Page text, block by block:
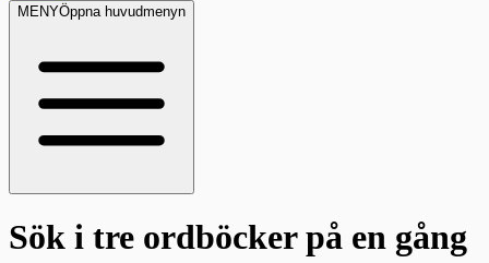
MENYÖppna huvudmenyn
Sök i tre ordböckerpå en gång